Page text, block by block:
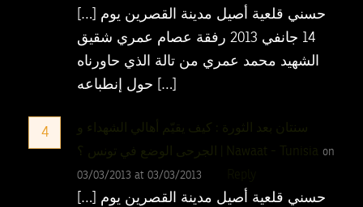
[…] حسني قلعية أصيل مدينة القصرين يوم
14 جانفي 2013 رفقة عصام عمري شقيق
الشهيد محمد عمري من تالة الذي حاورناه
حول إنطباعه […]
4
سنتان بعد الثورة : كيف يقيّم أهالي الشهداء و
الجرحى الوضع في تونس ؟ | Nawaat - Tunisia on
03/03/2013 at 03/03/2013
[…] حسني قلعية أصيل مدينة القصرين يوم